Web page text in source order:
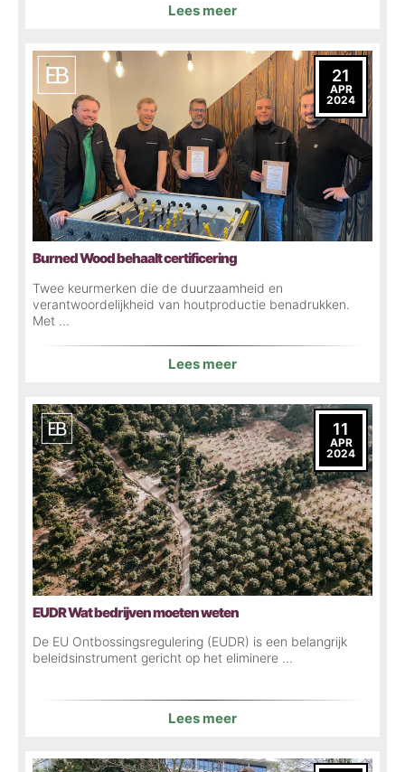
Lees meer
21
APR
2024
Burned Wood behaalt certificering
Twee keurmerken die de duurzaamheid en
verantwoordelijkheid van houtproductie benadrukken.
Met ...
Lees meer
11
APR
2024
EUDR Wat bedrijven moeten weten
De EU Ontbossingsregulering (EUDR) is een belangrijk
beleidsinstrument gericht op het eliminere ...
Lees meer